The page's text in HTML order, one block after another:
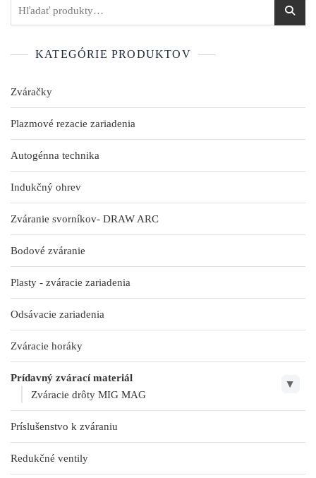
KATEGÓRIE PRODUKTOV
Zváračky
Plazmové rezacie zariadenia
Autogénna technika
Indukčný ohrev
Zváranie svorníkov- DRAW ARC
Bodové zváranie
Plasty - zváracie zariadenia
Odsávacie zariadenia
Zváracie horáky
▶
Prídavný zvárací materiál
Zváracie drôty MIG MAG
Príslušenstvo k zváraniu
Redukčné ventily